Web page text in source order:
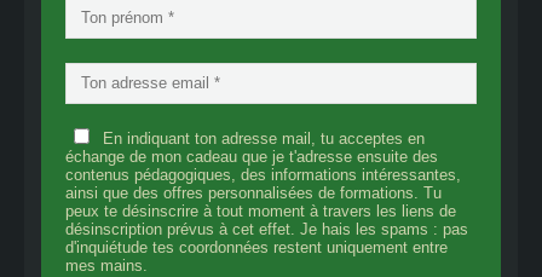
En indiquant ton adresse mail, tu acceptes en
échange de mon cadeau que je t'adresse ensuite des
contenus pédagogiques, des informations intéressantes,
ainsi que des offres personnalisées de formations. Tu
peux te désinscrire à tout moment à travers les liens de
désinscription prévus à cet effet. Je hais les spams : pas
d'inquiétude tes coordonnées restent uniquement entre
mes mains.